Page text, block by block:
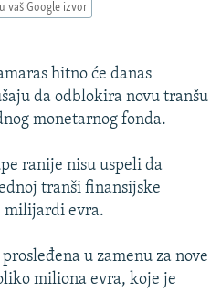
vaš Google izvor
hitno će danas
da odblokira novu tranšu
monetarnog fonda.
ranije nisu uspeli da
tranši finansijske
milijardi evra.
u zamenu za nove
miliona evra, koje je